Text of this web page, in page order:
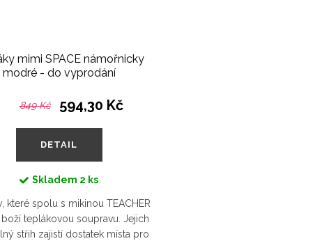
mimi SPACE námořnicky
modré - do vyprodání
849 Kč 594,30 Kč
DETAIL
Skladem 2 ks
které spolu s mikinou TEACHER
teplákovou soupravu. Jejich
střih zajistí dostatek místa pro